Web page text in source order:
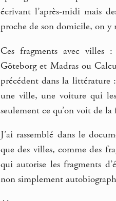
écrivant l’après-midi mais
proche de son domicile, on y
Ces fragments avec villes
Göteborg et Madras ou
précédent dans la littérature
une ville, une voiture qui
seulement ce qu’on voit de
J’ai rassemblé dans le
que des villes, comme des
qui autorise les fragments
non simplement